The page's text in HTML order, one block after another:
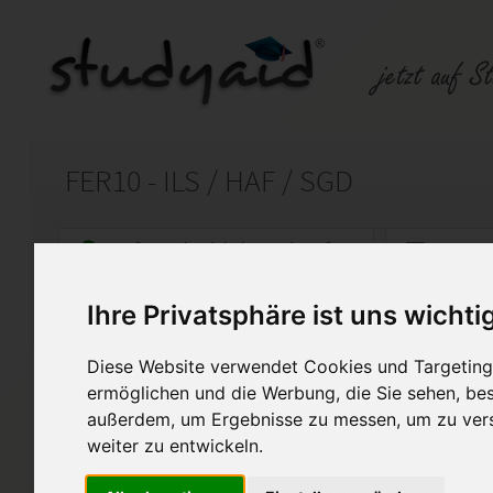
Ihre Privatsphäre ist uns
Diese Website verwendet Cookies und
ermöglichen und die Werbung, die Sie sehen,
außerdem, um Ergebnisse zu messen, um zu
weiter zu entwickeln.
FER10 - ILS / HAF / SGD
Auf StudyAid.de verkaufen
Startseite Technik und Informatik
Fertigungstechnik
!!Bitte lass eine Bewertung
Die Einsendeaufgabe zu